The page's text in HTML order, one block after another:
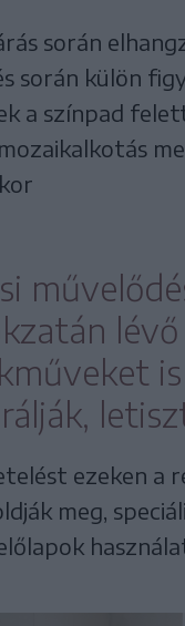
során
során külön
a színpad
mozaikalkotás
lévő
is
ezeken a
meg,